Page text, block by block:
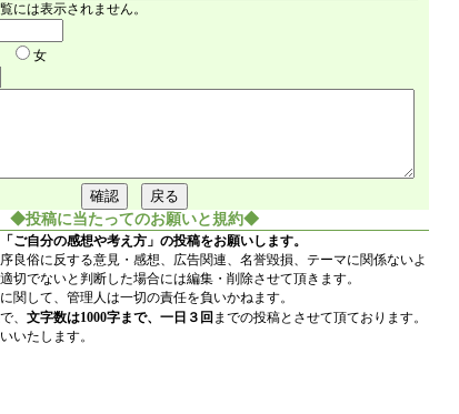
には表示されません。
女
◆投稿に当たってのお願いと規約◆
ご自分の感想や考え方」の投稿をお願いします。
良俗に反する意見・感想、広告関連、名誉毀損、テーマに関係ないよ
切でないと判断した場合には編集・削除させて頂きます。
関して、管理人は一切の責任を負いかねます。
、 文字数は1000字まで、一日３回 までの投稿とさせて頂ております。
いたします。